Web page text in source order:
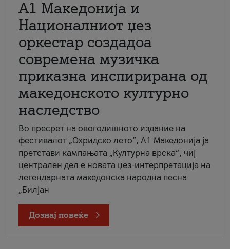
А1 Македонија и
Националниот џез
оркестар создадоа
современа музичка
приказна инспирирана од
македонското културно
наследство
Во пресрет на овогодишното издание на
фестивалот „Охридско лето“, А1 Македонија ја
претстави кампањата „Културна врска“, чиј
централен дел е новата џез-интерпретација на
легендарната македонска народна песна
„Билјан
Дознај повеќе